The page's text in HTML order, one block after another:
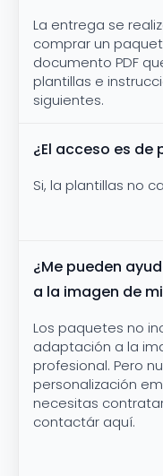
La entrega se
comprar un
documento PDF
plantillas e
siguientes.
¿El acceso es de
Si, la plantillas no
¿Me pueden
a la imagen de
Los paquetes no
adaptación a la
profesional. Pero
personalización
necesitas
contactár aquí.